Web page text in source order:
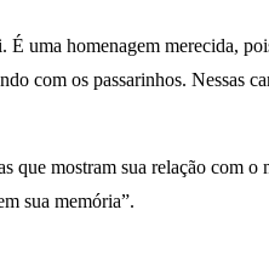
É uma homenagem merecida,
com os passarinhos. Nessas
que mostram sua relação com o
sua memória”.